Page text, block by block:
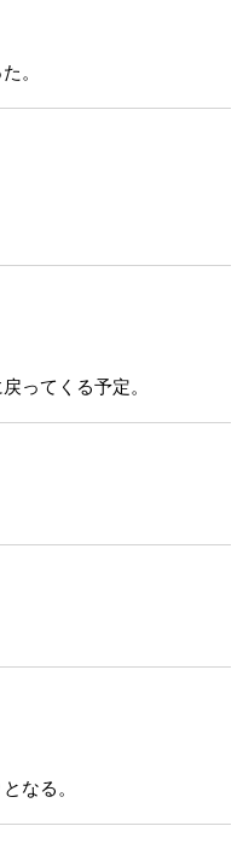
。
ってくる予定。
なる。